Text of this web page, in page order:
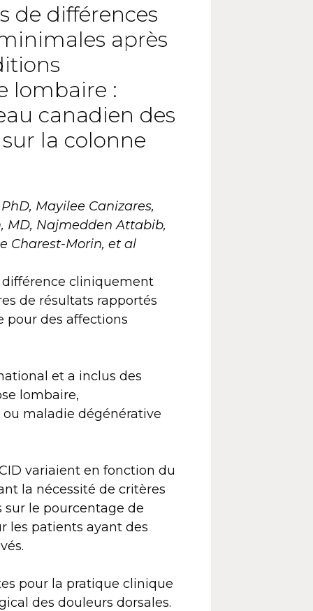
de différences
après
lombaire :
canadien des
la colonne
Mayilee Canizares,
MD, Najmedden Attabib,
Charest-Morin, et al
cliniquement
de résultats rapportés
pour des affections
et a inclus des
lombaire,
maladie dégénérative
variaient en fonction du
la nécessité de critères
sur le pourcentage de
les patients ayant des
pour la pratique clinique
des douleurs dorsales.